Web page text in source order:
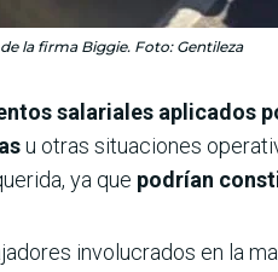
la firma Biggie. Foto: Gentileza
salariales aplicados
u otras situaciones
ya que podrían
involucrados en la